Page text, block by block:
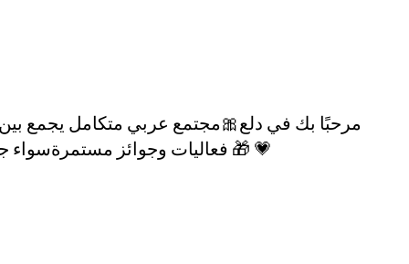
مرحبًا بك في دلع🎀مجتمع عربي متكامل يجمع
🎁 فعاليات وجوائز مستمرةسواء جاي تلعب، تتعرف على ناس جدد، أو بس تسولف وتغير جو — دلع هو مكانك 👌انضم لنا وكن جزءًا من مجتمعنا 💗